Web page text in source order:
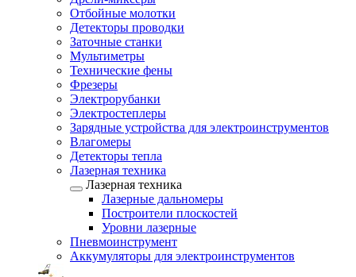
Отбойные молотки
Детекторы проводки
Заточные станки
Мультиметры
Технические фены
Фрезеры
Электрорубанки
Электростеплеры
Зарядные устройства для электроинструментов
Влагомеры
Детекторы тепла
Лазерная техника
Лазерная техника
Лазерные дальномеры
Построители плоскостей
Уровни лазерные
Пневмоинструмент
Аккумуляторы для электроинструментов